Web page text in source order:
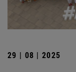
29 | 08 | 2025